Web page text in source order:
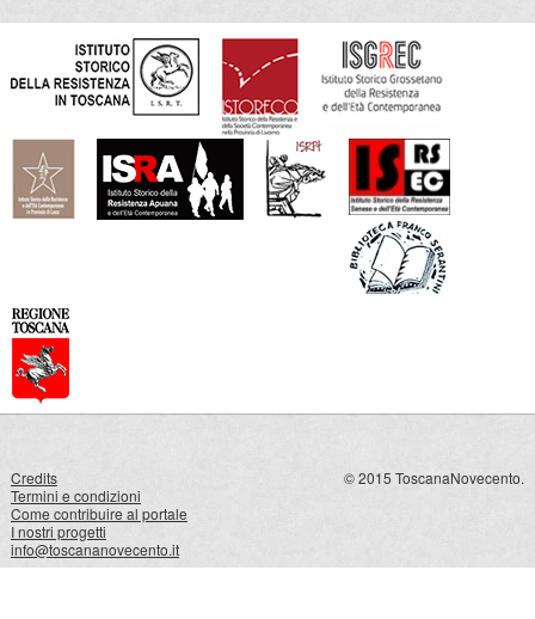
Credits
Termini e condizioni
Come contribuire al portale
I nostri progetti
info@toscananovecento.it
© 2015 ToscanaNovecento.